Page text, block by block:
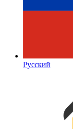
Русский